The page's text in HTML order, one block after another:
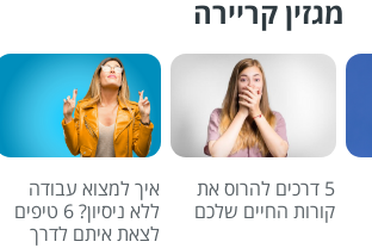
מגזין קריירה
5 דרכים להרוס את
קורות החיים שלכם
איך למצוא עבודה
ללא ניסיון? 6 טיפים
לצאת איתם לדרך